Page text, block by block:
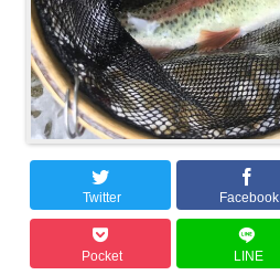
Twitter Facebook
Pocket LINE